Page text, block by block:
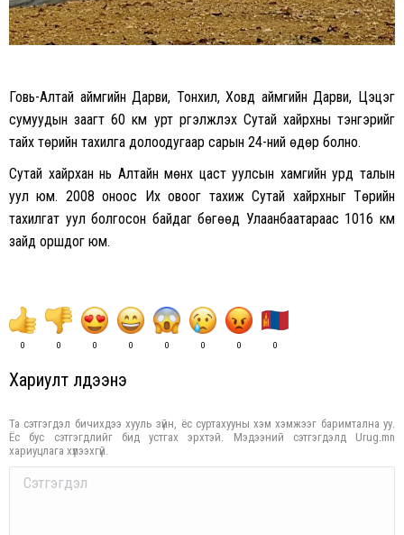
Говь-Алтай аймгийн Дарви, Тонхил, Ховд аймгийн Дарви, Цэцэг
сумуудын заагт 60 км урт үргэлжлэх Сутай хайрхны тэнгэрийг
тайх төрийн тахилга долоодугаар сарын 24-ний өдөр болно.
Сутай хайрхан нь Алтайн мөнх цаст уулсын хамгийн урд талын
уул юм. 2008 оноос Их овоог тахиж Сутай хайрхныг Төрийн
тахилгат уул болгосон байдаг бөгөөд Улаанбаатараас 1016 км
зайд оршдог юм.
0 0 0 0 0 0 0 0
Хариулт үлдээнэ үү
Та сэтгэгдэл бичихдээ хууль зүйн, ёс суртахууны хэм хэмжээг баримтална уу.
Ёс бус сэтгэгдлийг бид устгах эрхтэй. Мэдээний сэтгэгдэлд Urug.mn
хариуцлага хүлээхгүй.
Comment